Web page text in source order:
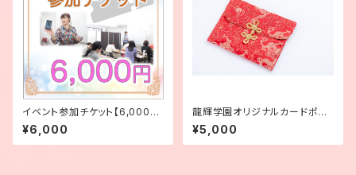
イベント参加チケット【6,000
円】
¥6,000
龍輝学園オリジナルカードポー
チ（中）レッド
¥5,000